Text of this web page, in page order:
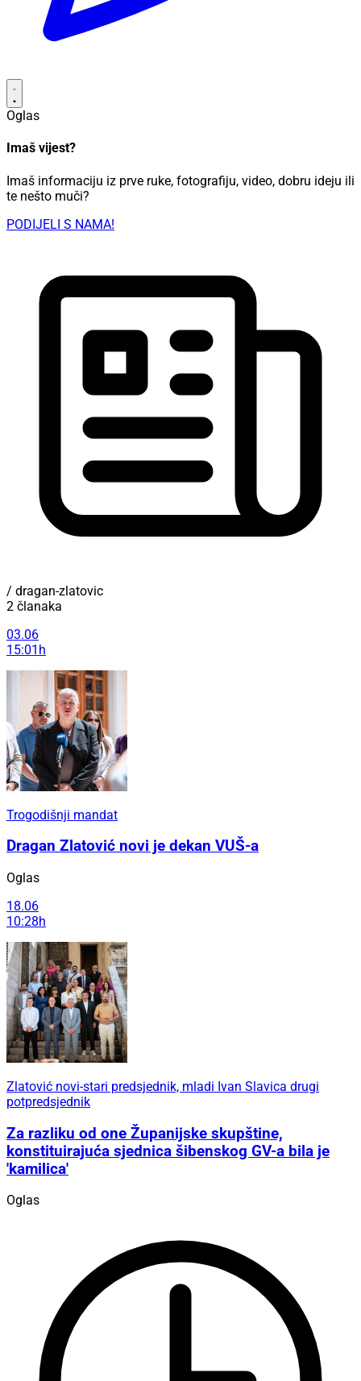
Oglas
Imaš vijest?
Imaš informaciju iz prve ruke, fotografiju, video, dobru ideju ili
te nešto muči?
PODIJELI S NAMA!
/ dragan-zlatovic
2 članaka
03.06
15:01h
Trogodišnji mandat
Dragan Zlatović novi je dekan VUŠ-a
Oglas
18.06
10:28h
Zlatović novi-stari predsjednik, mladi Ivan Slavica drugi
potpredsjednik
Za razliku od one Županijske skupštine,
konstituirajuća sjednica šibenskog GV-a bila je
'kamilica'
Oglas